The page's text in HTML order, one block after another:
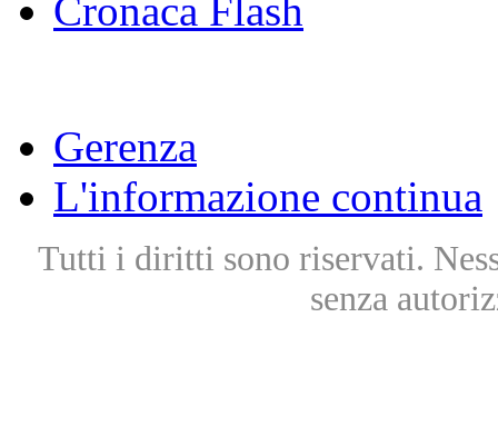
Cronaca Flash
Gerenza
L'informazione continua
Tutti i diritti sono riservati.
senza